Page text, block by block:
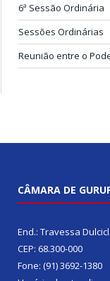
6ª Sessão Ordinária
Sessões Ordinárias
Reunião entre o
CÂMARA DE
End.: Travessa
CEP: 68.300-000
Fone: (91) 3692-1380